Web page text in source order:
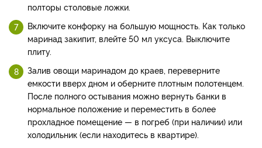
полторы столовые ложки.
Включите конфорку на большую мощность. Как только
маринад закипит, влейте 50 мл уксуса. Выключите
плиту.
Залив овощи маринадом до краев, переверните
емкости вверх дном и оберните плотным полотенцем.
После полного остывания можно вернуть банки в
нормальное положение и переместить в более
прохладное помещение — в погреб (при наличии) или
холодильник (если находитесь в квартире).